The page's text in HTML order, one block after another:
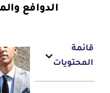
الدوافع
قائمة
المحتويات